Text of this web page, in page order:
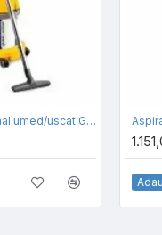
Aspirator profesional umed/uscat Ghibli&Wirbel ASL 10 I, volum rezervor 22l, putere 1150w